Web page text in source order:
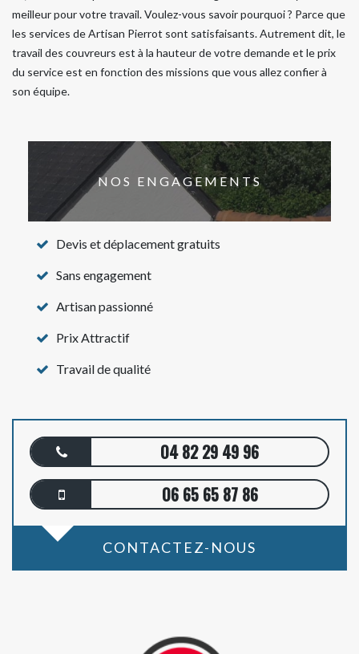
meilleur pour votre travail. Voulez-vous savoir pourquoi ? Parce que
les services de Artisan Pierrot sont satisfaisants. Autrement dit, le
travail des couvreurs est à la hauteur de votre demande et le prix
du service est en fonction des missions que vous allez confier à
son équipe.
NOS ENGAGEMENTS
Devis et déplacement gratuits
Sans engagement
Artisan passionné
Prix Attractif
Travail de qualité
04 82 29 49 96
06 65 65 87 86
CONTACTEZ-NOUS